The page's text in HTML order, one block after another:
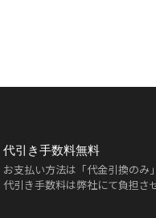
代引き手数料無料
お支払い方法は「代金引換のみ
代引き手数料は弊社にて負担さ